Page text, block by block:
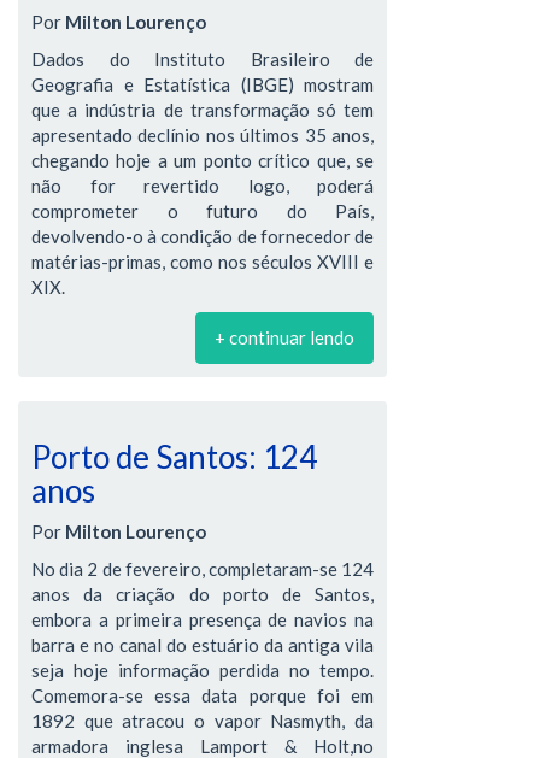
Por Milton Lourenço
Dados do Instituto Brasileiro de
Geografia e Estatística (IBGE) mostram
que a indústria de transformação só tem
apresentado declínio nos últimos 35 anos,
chegando hoje a um ponto crítico que, se
não for revertido logo, poderá
comprometer o futuro do País,
devolvendo-o à condição de fornecedor de
matérias-primas, como nos séculos XVIII e
XIX.
+ continuar lendo
Porto de Santos: 124
anos
Por Milton Lourenço
No dia 2 de fevereiro, completaram-se 124
anos da criação do porto de Santos,
embora a primeira presença de navios na
barra e no canal do estuário da antiga vila
seja hoje informação perdida no tempo.
Comemora-se essa data porque foi em
1892 que atracou o vapor Nasmyth, da
armadora inglesa Lamport & Holt,no